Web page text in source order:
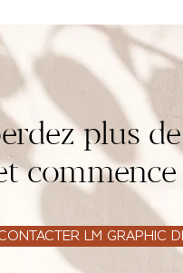
LM GRAPHIC
plus